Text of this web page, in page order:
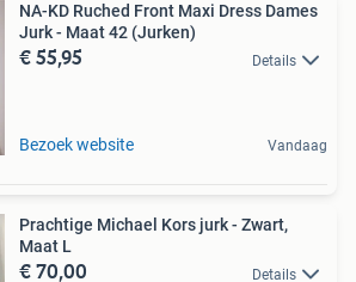
NA-KD Ruched Front Maxi Dress Dames
Jurk - Maat 42 (Jurken)
€ 55,95 Details
Bezoek website Vandaag
Prachtige Michael Kors jurk - Zwart,
Maat L
€ 70,00 Details